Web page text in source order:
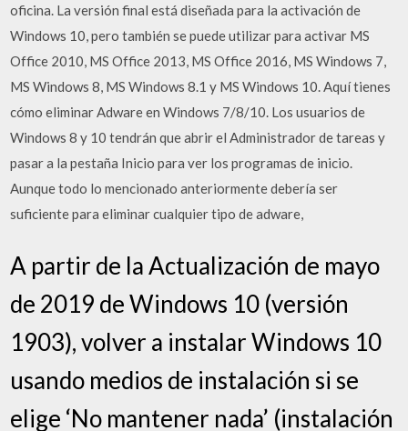
oficina. La versión final está diseñada para la activación de
Windows 10, pero también se puede utilizar para activar MS
Office 2010, MS Office 2013, MS Office 2016, MS Windows 7,
MS Windows 8, MS Windows 8.1 y MS Windows 10. Aquí tienes
cómo eliminar Adware en Windows 7/8/10. Los usuarios de
Windows 8 y 10 tendrán que abrir el Administrador de tareas y
pasar a la pestaña Inicio para ver los programas de inicio.
Aunque todo lo mencionado anteriormente debería ser
suficiente para eliminar cualquier tipo de adware,
A partir de la Actualización de mayo
de 2019 de Windows 10 (versión
1903), volver a instalar Windows 10
usando medios de instalación si se
elige ‘No mantener nada’ (instalación